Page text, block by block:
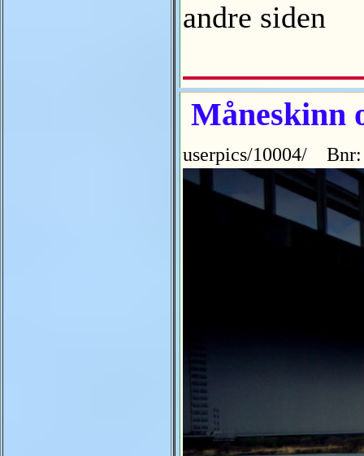
andre siden
Måneskinn
userpics/10004/ Bnr: